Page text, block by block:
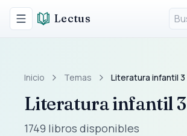
Alternar menú
Lectus
Inicio Temas Literatura infantil 3
Literatura infantil 3
1749 libros disponibles